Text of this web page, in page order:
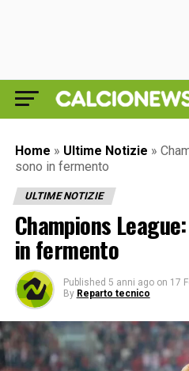
Home » Ultime Notizie »
sono in fermento
ULTIME NOTIZIE
Champions
in fermento
Published 5 anni ago on 17
By Reparto tecnico